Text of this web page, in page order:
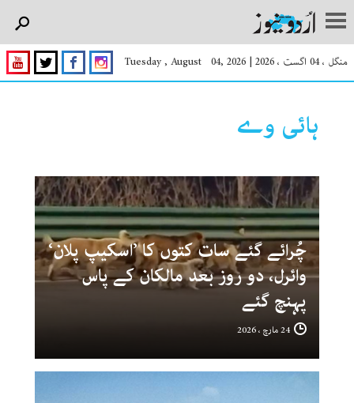
منگل ، 04 اگست ، 2026 |
Tuesday , August 04, 2026
ہائی وے
چُرائے گئے سات کتوں کا ’اسکیپ پلان‘
وائرل، دو روز بعد مالکان کے پاس
پہنچ گئے